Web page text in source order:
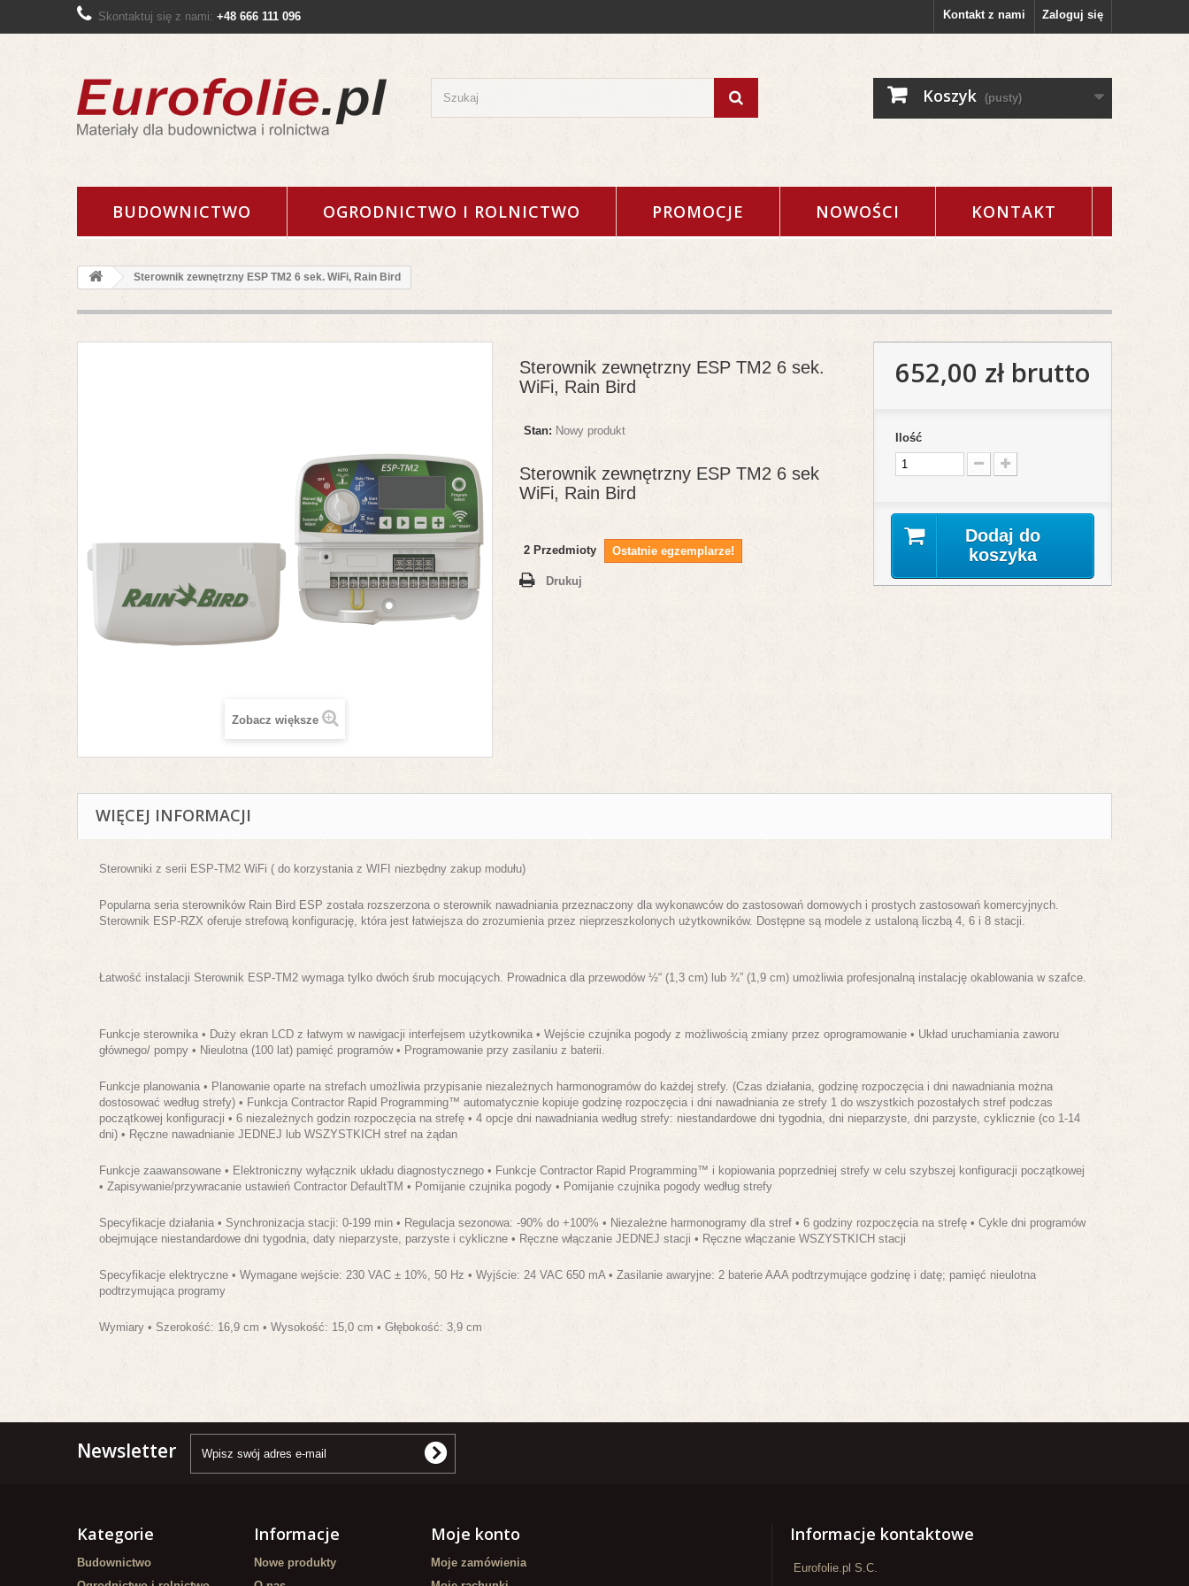
Zaloguj się
Kontakt z nami
Skontaktuj się z nami: +48 666 111 096
Koszyk (pusty)
BUDOWNICTWO OGRODNICTWO I ROLNICTWO PROMOCJE NOWOŚCI KONTAKT
Sterownik zewnętrzny ESP TM2 6 sek. WiFi, Rain Bird
Zobacz większe
Sterownik zewnętrzny ESP TM2 6 sek.
WiFi, Rain Bird
Stan: Nowy produkt
Sterownik zewnętrzny ESP TM2 6 sek
WiFi, Rain Bird
2 Przedmioty Ostatnie egzemplarze!
Drukuj
652,00 złbrutto
Ilość
Dodaj do
koszyka
WIĘCEJ INFORMACJI
Sterowniki z serii ESP-TM2 WiFi ( do korzystania z WIFI niezbędny zakup modułu)
Popularna seria sterowników Rain Bird ESP została rozszerzona o sterownik nawadniania przeznaczony dla wykonawców do zastosowań domowych i prostych zastosowań komercyjnych.
Sterownik ESP-RZX oferuje strefową konfigurację, która jest łatwiejsza do zrozumienia przez nieprzeszkolonych użytkowników. Dostępne są modele z ustaloną liczbą 4, 6 i 8 stacji.
Łatwość instalacji Sterownik ESP-TM2 wymaga tylko dwóch śrub mocujących. Prowadnica dla przewodów ½“ (1,3 cm) lub ¾” (1,9 cm) umożliwia profesjonalną instalację okablowania w szafce.
Funkcje sterownika • Duży ekran LCD z łatwym w nawigacji interfejsem użytkownika • Wejście czujnika pogody z możliwością zmiany przez oprogramowanie • Układ uruchamiania zaworu
głównego/ pompy • Nieulotna (100 lat) pamięć programów • Programowanie przy zasilaniu z baterii.
Funkcje planowania • Planowanie oparte na strefach umożliwia przypisanie niezależnych harmonogramów do każdej strefy. (Czas działania, godzinę rozpoczęcia i dni nawadniania można
dostosować według strefy) • Funkcja Contractor Rapid Programming™ automatycznie kopiuje godzinę rozpoczęcia i dni nawadniania ze strefy 1 do wszystkich pozostałych stref podczas
początkowej konfiguracji • 6 niezależnych godzin rozpoczęcia na strefę • 4 opcje dni nawadniania według strefy: niestandardowe dni tygodnia, dni nieparzyste, dni parzyste, cyklicznie (co 1-14
dni) • Ręczne nawadnianie JEDNEJ lub WSZYSTKICH stref na żądan
Funkcje zaawansowane • Elektroniczny wyłącznik układu diagnostycznego • Funkcje Contractor Rapid Programming™ i kopiowania poprzedniej strefy w celu szybszej konfiguracji początkowej
• Zapisywanie/przywracanie ustawień Contractor DefaultTM • Pomijanie czujnika pogody • Pomijanie czujnika pogody według strefy
Specyfikacje działania • Synchronizacja stacji: 0-199 min • Regulacja sezonowa: -90% do +100% • Niezależne harmonogramy dla stref • 6 godziny rozpoczęcia na strefę • Cykle dni programów
obejmujące niestandardowe dni tygodnia, daty nieparzyste, parzyste i cykliczne • Ręczne włączanie JEDNEJ stacji • Ręczne włączanie WSZYSTKICH stacji
Specyfikacje elektryczne • Wymagane wejście: 230 VAC ± 10%, 50 Hz • Wyjście: 24 VAC 650 mA • Zasilanie awaryjne: 2 baterie AAA podtrzymujące godzinę i datę; pamięć nieulotna
podtrzymująca programy
Wymiary • Szerokość: 16,9 cm • Wysokość: 15,0 cm • Głębokość: 3,9 cm
Newsletter
Kategorie
Budownictwo
Informacje
Nowe produkty
Moje konto
Moje zamówienia
Informacje kontaktowe
Eurofolie.pl S.C.